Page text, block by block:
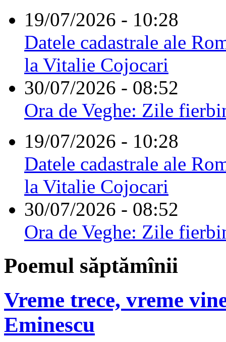
19/07/2026 - 10:28
Datele cadastrale ale
la Vitalie Cojocari
30/07/2026 - 08:52
Ora de Veghe: Zile
19/07/2026 - 10:28
Datele cadastrale ale
la Vitalie Cojocari
30/07/2026 - 08:52
Ora de Veghe: Zile
Poemul săptămînii
Vreme trece, vreme
Eminescu